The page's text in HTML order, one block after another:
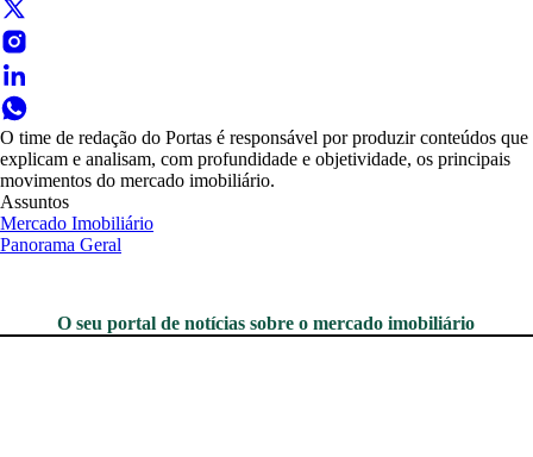
O time de redação do Portas é responsável por produzir conteúdos que
explicam e analisam, com profundidade e objetividade, os principais
movimentos do mercado imobiliário.
Assuntos
Mercado Imobiliário
Panorama Geral
O seu portal de notícias sobre o mercado imobiliário